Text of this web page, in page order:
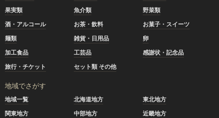
果実類
魚介類
野菜類
酒・アルコール
お茶・飲料
お菓子・スイーツ
麺類
雑貨・日用品
卵
加工食品
工芸品
感謝状・記念品
旅行・チケット
セット類 その他
地域でさがす
地域一覧 北海道地方
東北地方
関東地方
中部地方
近畿地方